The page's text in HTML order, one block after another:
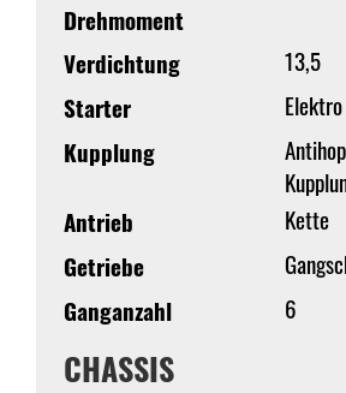
Drehmoment
Verdichtung
13,5
Starter
Elektro
Kupplung
Antrieb
Kette
Getriebe
Ganganzahl
6
CHASSIS